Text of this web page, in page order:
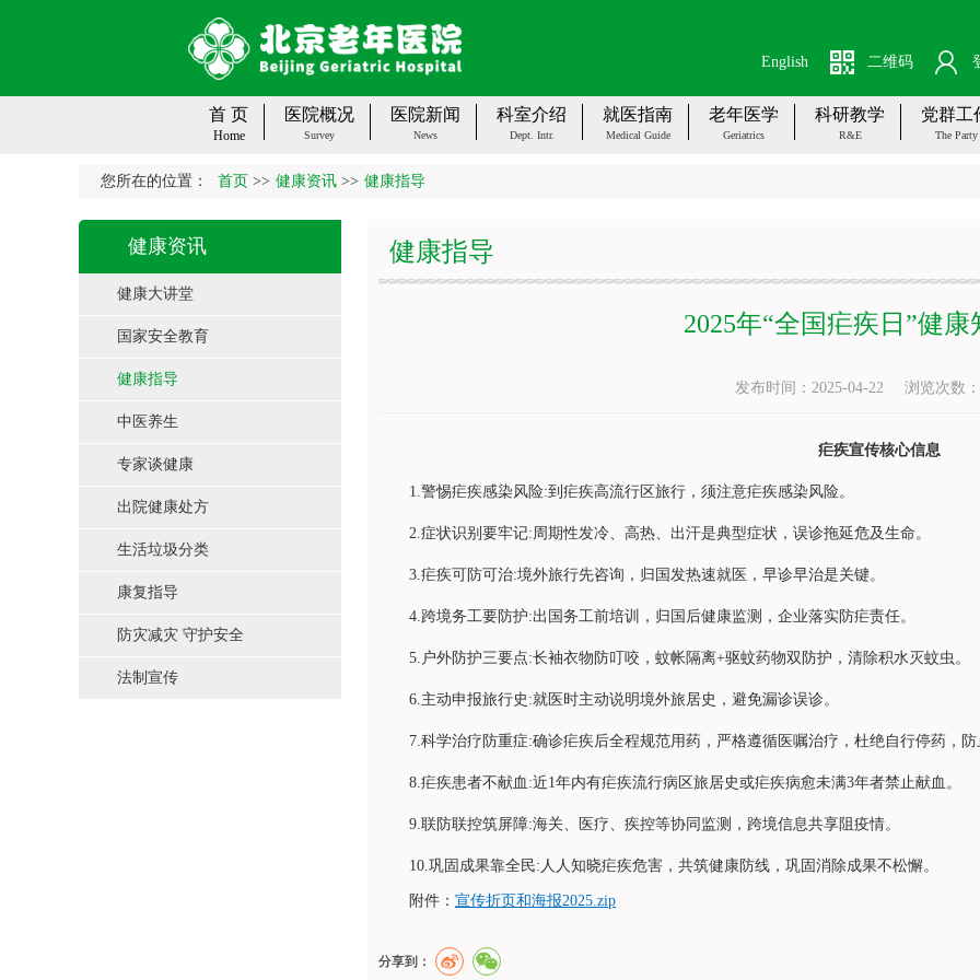
二维码
English
首 页
Home
医院概况
Survey
医院新闻
News
科室介绍
Dept. Intr.
就医指南
Medical Guide
老年医学
Geriatrics
科研教学
R&E
党群工
The Party
您所在的位置： 首页 >> 健康资讯 >> 健康指导
健康资讯
健康大讲堂
国家安全教育
健康指导
中医养生
专家谈健康
出院健康处方
生活垃圾分类
康复指导
防灾减灾 守护安全
法制宣传
健康指导
2025年“全国疟疾日”健康
发布时间：2025-04-22 浏览次数：
疟疾宣传核心信息
1.警惕疟疾感染风险:到疟疾高流行区旅行，须注意疟疾感染风险。
2.症状识别要牢记:周期性发冷、高热、出汗是典型症状，误诊拖延危及生命。
3.疟疾可防可治:境外旅行先咨询，归国发热速就医，早诊早治是关键。
4.跨境务工要防护:出国务工前培训，归国后健康监测，企业落实防疟责任。
5.户外防护三要点:长袖衣物防叮咬，蚊帐隔离+驱蚊药物双防护，清除积水灭蚊虫。
6.主动申报旅行史:就医时主动说明境外旅居史，避免漏诊误诊。
7.科学治疗防重症:确诊疟疾后全程规范用药，严格遵循医嘱治疗，杜绝自行停药，防
8.疟疾患者不献血:近1年内有疟疾流行病区旅居史或疟疾病愈未满3年者禁止献血。
9.联防联控筑屏障:海关、医疗、疾控等协同监测，跨境信息共享阻疫情。
10.巩固成果靠全民:人人知晓疟疾危害，共筑健康防线，巩固消除成果不松懈。
附件： 宣传折页和海报2025.zip
分享到：